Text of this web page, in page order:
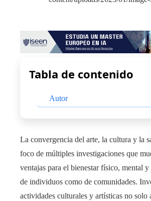
Tabla de contenido
Autor
La convergencia del arte, la cultura y la
foco de múltiples investigaciones que
ventajas para el bienestar físico, mental
de individuos como de comunidades.
actividades culturales y artísticas no solo